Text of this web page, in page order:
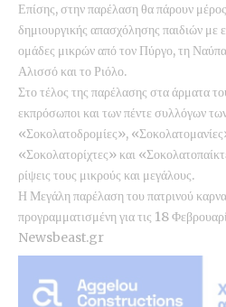
Επίσης, στην παρέλαση θα πάρουν
δημιουργικής απασχόλησης παιδιών με
ομάδες μικρών από τον Πύργο, τη
Αλισσό και το Ριόλο.
Στο τέλος της παρέλασης στα άρματα
εκπρόσωποι και των πέντε συλλόγων
«Σοκολατοδρομίες»,
«Σοκολατορίχτες» και
ρίψεις τους μικρούς και μεγάλους.
Η Μεγάλη παρέλαση του πατρινού
προγραμματισμένη για τις 18
Newsbeast.gr